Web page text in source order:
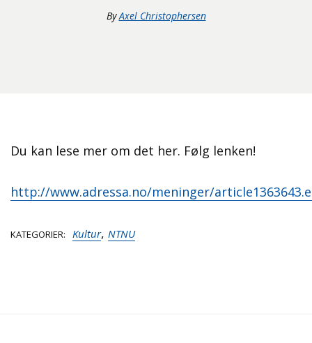
By Axel Christophersen
Du kan lese mer om det her. Følg lenken!
http://www.adressa.no/meninger/
KATEGORIER Kultur, NTNU